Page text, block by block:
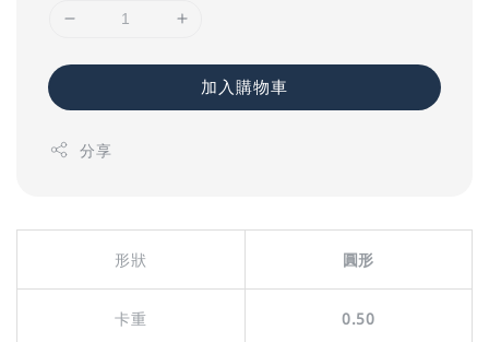
加入購物車
分享
形狀 圓形
卡重 0.50